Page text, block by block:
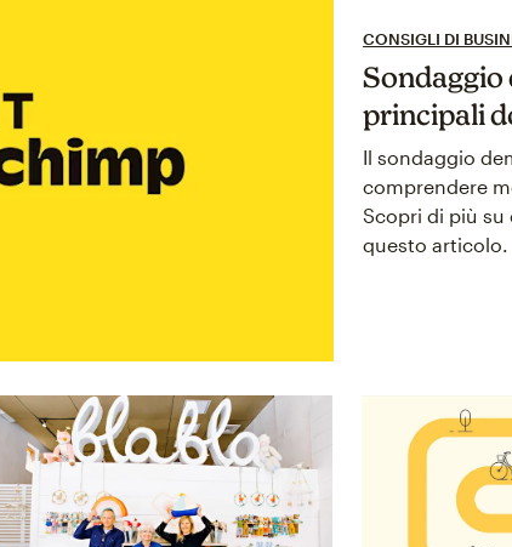
CONSIGLI DI
principali
Il sondaggio
comprendere
Scopri di più su
questo articolo.